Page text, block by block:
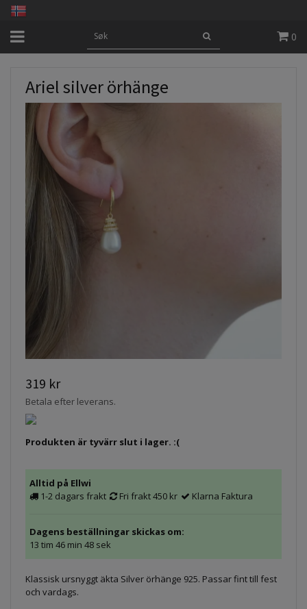
0
Ariel silver örhänge
319 kr
Betala efter leverans.
Produkten är tyvärr slut i lager. :(
Alltid på Ellwi
1-2 dagars frakt
Fri frakt 450 kr Klarna Faktura
Dagens beställningar skickas om:
13 tim 46 min 48 sek
Klassisk ursnyggt äkta Silver örhänge 925. Passar fint till fest
och vardags.